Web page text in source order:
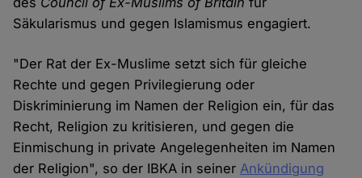
Säkularismus und gegen Islamismus engagiert.
"Der Rat der Ex-Muslime setzt sich für gleiche
Rechte und gegen Privilegierung oder
Diskriminierung im Namen der Religion ein, für das
Recht, Religion zu kritisieren, und gegen die
Einmischung in private Angelegenheiten im Namen
der Religion", so der IBKA in seinerAnkündigung